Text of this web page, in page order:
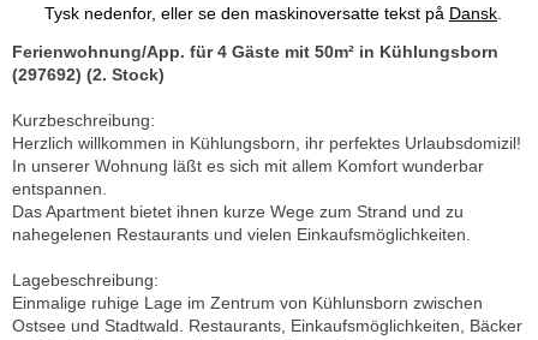
Tysk nedenfor, eller se den maskinoversatte tekst på Dansk
Ferienwohnung/App. für 4 Gäste mit 50m² in Kühlungsborn
(297692) (2. Stock)
Kurzbeschreibung:
Herzlich willkommen in Kühlungsborn, ihr perfektes Urlaubsdomizil!
In unserer Wohnung läßt es sich mit allem Komfort wunderbar
entspannen.
Das Apartment bietet ihnen kurze Wege zum Strand und zu
nahegelenen Restaurants und vielen Einkaufsmöglichkeiten.
Lagebeschreibung:
Einmalige ruhige Lage im Zentrum von Kühlunsborn zwischen
Ostsee und Stadtwald. Restaurants, Einkaufsmöglichkeiten, Bäcker